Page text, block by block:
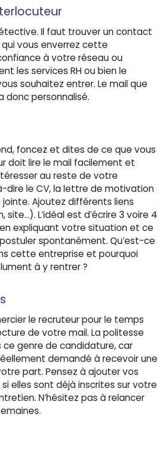
Il faut trouver un contact
vous enverrez cette
à votre réseau ou
les services RH ou bien le
souhaitez entrer. Le mail que
donc personnalisé.
foncez et dites de ce que vous
doit lire le mail facilement et
au reste de votre
dire le CV, la lettre de motivation
Ajoutez différents liens
site…). L’idéal est d’écrire 3 voire 4
expliquant votre situation et ce
spontanément. Qu’est-ce
cette entreprise et pourquoi
à y rentrer ?
le recruteur pour le temps
de votre mail. La politesse
genre de candidature, car
demandé à recevoir une
part. Pensez à ajouter vos
elles sont déjà inscrites sur votre
N’hésitez pas à relancer